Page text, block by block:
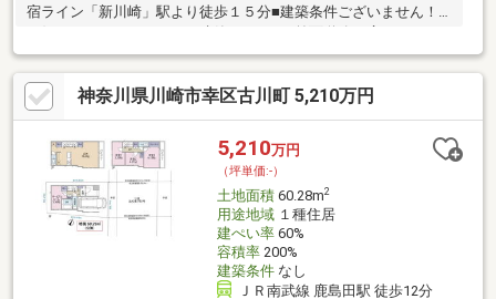
宿ライン「新川崎」駅より徒歩１５分■建築条件ございません！
約１２ｍ■買い物・学校・公園も徒歩圏内、子育て環境良好です■
無駄なく快適にご使用いただける整形地【建物参考プラン】建物
参考価格：1670万円(税込)※上記建物参考価格は現時点での概算と
なり、変更になる可能性がございます。※本物件は建築確認が未
取得のため、必ずしも同じプランになるとは限りませんのでご承
知おきください。
神奈川県川崎市幸区古川町 5,210万円
5,210万円
（坪単価:-）
土地面積60.28m2
用途地域１種住居
建ぺい率60%
容積率200%
建築条件なし
ＪＲ南武線 鹿島田駅 徒歩12分